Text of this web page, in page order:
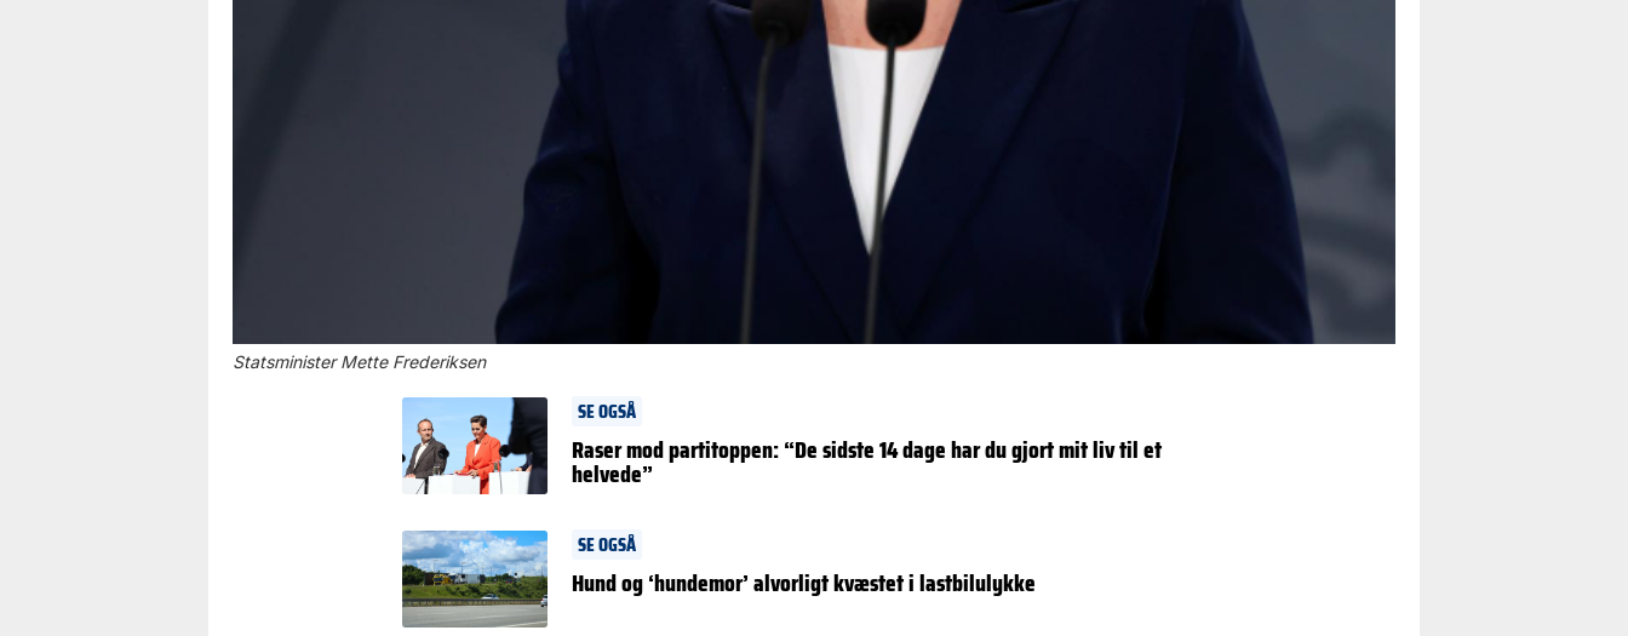
Statsminister Mette Frederiksen
SE OGSÅ
Raser mod partitoppen: “De sidste 14 dage har du gjort mit liv til et
helvede”
SE OGSÅ
Hund og ‘hundemor’ alvorligt kvæstet i lastbilulykke